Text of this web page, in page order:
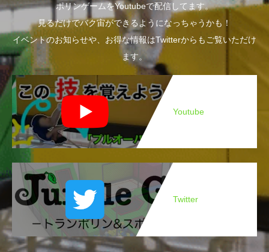
ポリンゲームをYoutubeで配信してます。
見るだけでバク宙ができるようになっちゃうかも！
イベントのお知らせや、お得な情報はTwitterからもご覧いただけ
ます。
Youtube
Twitter